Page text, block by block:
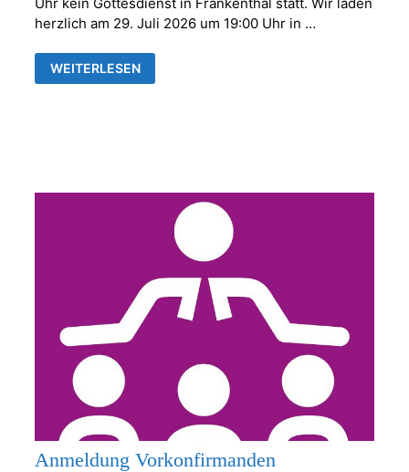
Uhr kein Gottesdienst in Frankenthal statt. Wir laden
herzlich am 29. Juli 2026 um 19:00 Uhr in …
AM
26.07.2026
KEIN
WEITERLESEN
Anmeldung Vorkonfirmanden